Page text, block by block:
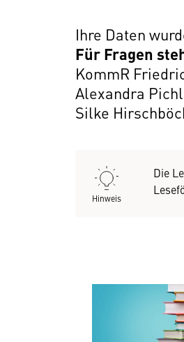
Ihre Daten
Für Fragen
KommR
Alexandra
Silke
Hinweis
Die